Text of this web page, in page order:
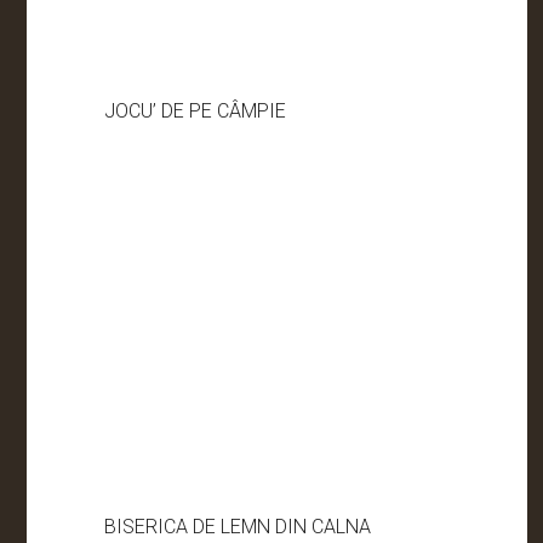
JOCU’ DE PE CÂMPIE
BISERICA DE LEMN DIN CALNA